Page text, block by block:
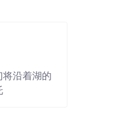
沿着湖的